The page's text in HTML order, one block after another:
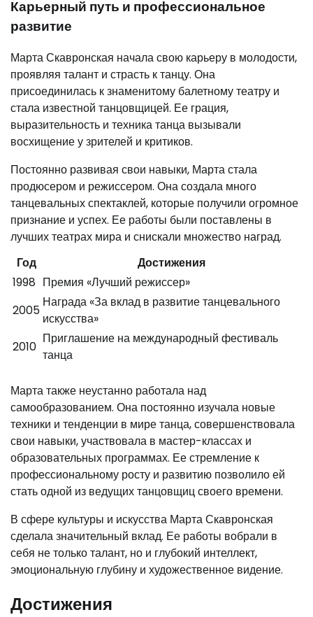
Карьерный путь и профессиональное
развитие
Марта Скавронская начала свою карьеру в молодости,
проявляя талант и страсть к танцу. Она
присоединилась к знаменитому балетному театру и
стала известной танцовщицей. Ее грация,
выразительность и техника танца вызывали
восхищение у зрителей и критиков.
Постоянно развивая свои навыки, Марта стала
продюсером и режиссером. Она создала много
танцевальных спектаклей, которые получили огромное
признание и успех. Ее работы были поставлены в
лучших театрах мира и снискали множество наград.
Год
Достижения
1998 Премия «Лучший режиссер»
2005
Награда «За вклад в развитие танцевального
искусства»
2010
Приглашение на международный фестиваль
танца
Марта также неустанно работала над
самообразованием. Она постоянно изучала новые
техники и тенденции в мире танца, совершенствовала
свои навыки, участвовала в мастер-классах и
образовательных программах. Ее стремление к
профессиональному росту и развитию позволило ей
стать одной из ведущих танцовщиц своего времени.
В сфере культуры и искусства Марта Скавронская
сделала значительный вклад. Ее работы вобрали в
себя не только талант, но и глубокий интеллект,
эмоциональную глубину и художественное видение.
Достижения